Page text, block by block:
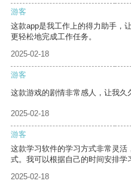
游客
这款app是我工作上的得力助手，
更轻松地完成工作任务。
2025-02-18
游客
这款游戏的剧情非常感人，让我久
2025-02-18
游客
这款学习软件的学习方式非常灵
式。我可以根据自己的时间安排学
2025-02-18